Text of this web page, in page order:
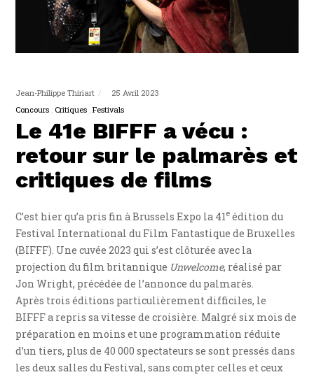
Jean-Philippe Thiriart
25 Avril 2023
Concours Critiques Festivals
Le 41e BIFFF a vécu :
retour sur le palmarès et
critiques de films
C’est hier qu’a pris fin à Brussels Expo la 41e édition du
Festival International du Film Fantastique de Bruxelles
(BIFFF). Une cuvée 2023 qui s’est clôturée avec la
projection du film britannique Unwelcome, réalisé par
Jon Wright, précédée de l’annonce du palmarès.
Après trois éditions particulièrement difficiles, le
BIFFF a repris sa vitesse de croisière. Malgré six mois de
préparation en moins et une programmation réduite
d’un tiers, plus de 40 000 spectateurs se sont pressés dans
les deux salles du Festival, sans compter celles et ceux